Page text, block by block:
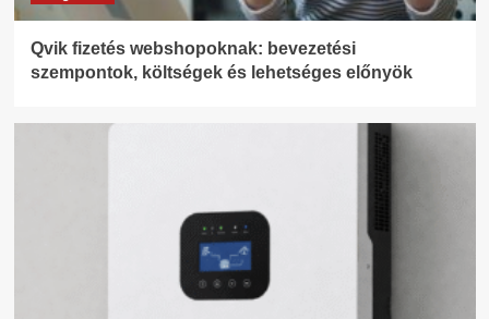
Qvik fizetés webshopoknak: bevezetési
szempontok, költségek és lehetséges előnyök